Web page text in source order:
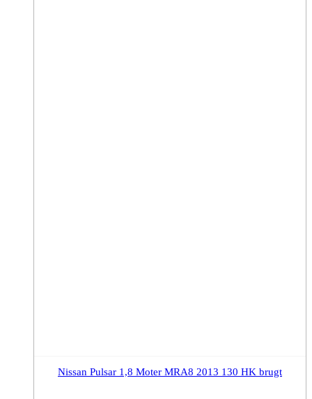
Nissan Pulsar 1,8 Moter MRA8 2013 130 HK brugt